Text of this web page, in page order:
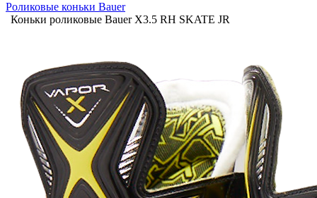
Роликовые коньки Bauer
Коньки роликовые Bauer X3.5 RH SKATE JR